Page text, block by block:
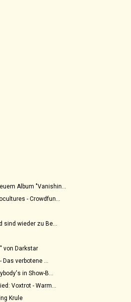
Album "Vanishin...
- Crowdfun...
sind wieder zu Be...
von Darkstar
verbotene ...
in Show-B...
Voxtrot - Warm...
Krule